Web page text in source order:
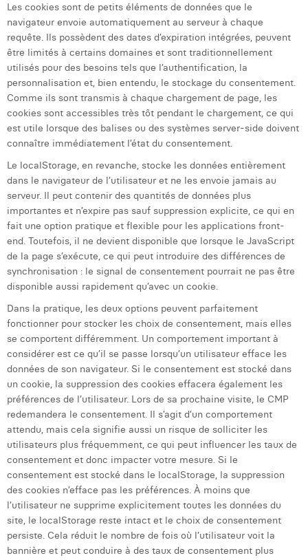
Les cookies sont de petits éléments de données que le
navigateur envoie automatiquement au serveur à chaque
requête. Ils possèdent des dates d’expiration intégrées, peuvent
être limités à certains domaines et sont traditionnellement
utilisés pour des besoins tels que l’authentification, la
personnalisation et, bien entendu, le stockage du consentement.
Comme ils sont transmis à chaque chargement de page, les
cookies sont accessibles très tôt pendant le chargement, ce qui
est utile lorsque des balises ou des systèmes server-side doivent
connaître immédiatement l’état du consentement.
Le localStorage, en revanche, stocke les données entièrement
dans le navigateur de l’utilisateur et ne les envoie jamais au
serveur. Il peut contenir des quantités de données plus
importantes et n’expire pas sauf suppression explicite, ce qui en
fait une option pratique et flexible pour les applications front-
end. Toutefois, il ne devient disponible que lorsque le JavaScript
de la page s’exécute, ce qui peut introduire des différences de
synchronisation : le signal de consentement pourrait ne pas être
disponible aussi rapidement qu’avec un cookie.
Dans la pratique, les deux options peuvent parfaitement
fonctionner pour stocker les choix de consentement, mais elles
se comportent différemment. Un comportement important à
considérer est ce qu’il se passe lorsqu’un utilisateur efface les
données de son navigateur. Si le consentement est stocké dans
un cookie, la suppression des cookies effacera également les
préférences de l’utilisateur. Lors de sa prochaine visite, le CMP
redemandera le consentement. Il s’agit d’un comportement
attendu, mais cela signifie aussi un risque de solliciter les
utilisateurs plus fréquemment, ce qui peut influencer les taux de
consentement et donc impacter votre mesure. Si le
consentement est stocké dans le localStorage, la suppression
des cookies n’efface pas les préférences. À moins que
l’utilisateur ne supprime explicitement toutes les données du
site, le localStorage reste intact et le choix de consentement
persiste. Cela réduit le nombre de fois où l’utilisateur voit la
bannière et peut conduire à des taux de consentement plus